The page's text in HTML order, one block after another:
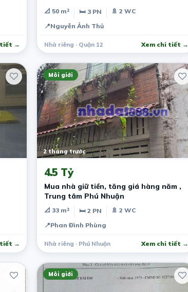
tiết →
📐 50 m² 🛏 3 PN
🚿 2 WC
📍Nguyễn Ảnh Thủ
Nhà riêng · Quận 12 Xem chi tiết →
tiết →
Môi giới
2 tháng trước
4.5 Tỷ
Mua nhà giữ tiền, tăng giá hàng năm ,
Trung tâm Phú Nhuận
📐 33 m² 🛏 2 PN
🚿 2 WC
📍Phan Đình Phùng
Nhà riêng · Phú Nhuận Xem chi tiết →
Môi giới